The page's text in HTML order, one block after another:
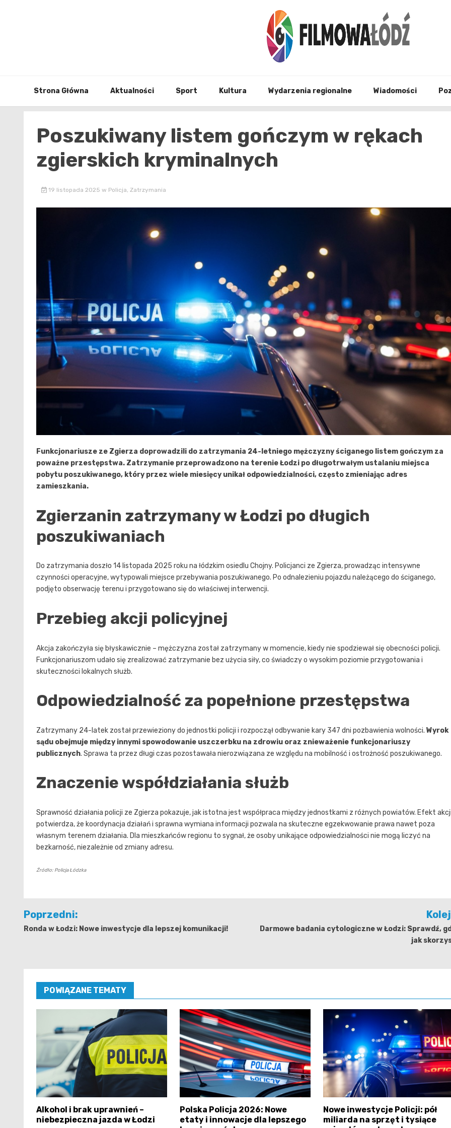
Strona Główna Aktualności Sport Kultura Wydarzenia regionalne Wiadomości
Poszukiwany listem gończym w rękach
zgierskich kryminalnych
19 listopada 2025 w Policja, Zatrzymania
Funkcjonariusze ze Zgierza doprowadzili do zatrzymania 24-letniego mężczyzny ściganego listem gończym za
poważne przestępstwa. Zatrzymanie przeprowadzono na terenie Łodzi po długotrwałym ustalaniu miejsca
pobytu poszukiwanego, który przez wiele miesięcy unikał odpowiedzialności, często zmieniając adres
zamieszkania.
Zgierzanin zatrzymany w Łodzi po długich
poszukiwaniach
Do zatrzymania doszło 14 listopada 2025 roku na łódzkim osiedlu Chojny. Policjanci ze Zgierza, prowadząc intensywne
czynności operacyjne, wytypowali miejsce przebywania poszukiwanego. Po odnalezieniu pojazdu należącego do ściganego,
podjęto obserwację terenu i przygotowano się do właściwej interwencji.
Przebieg akcji policyjnej
Akcja zakończyła się błyskawicznie – mężczyzna został zatrzymany w momencie, kiedy nie spodziewał się obecności policji.
Funkcjonariuszom udało się zrealizować zatrzymanie bez użycia siły, co świadczy o wysokim poziomie przygotowania i
skuteczności lokalnych służb.
Odpowiedzialność za popełnione przestępstwa
Zatrzymany 24-latek został przewieziony do jednostki policji i rozpoczął odbywanie kary 347 dni pozbawienia wolności. Wyrok
sądu obejmuje między innymi spowodowanie uszczerbku na zdrowiu oraz znieważenie funkcjonariuszy
publicznych. Sprawa ta przez długi czas pozostawała nierozwiązana ze względu na mobilność i ostrożność poszukiwanego.
Znaczenie współdziałania służb
Sprawność działania policji ze Zgierza pokazuje, jak istotna jest współpraca między jednostkami z różnych powiatów. Efekt
potwierdza, że koordynacja działań i sprawna wymiana informacji pozwala na skuteczne egzekwowanie prawa nawet poza
własnym terenem działania. Dla mieszkańców regionu to sygnał, że osoby unikające odpowiedzialności nie mogą liczyć na
bezkarność, niezależnie od zmiany adresu.
Źródło: Policja Łódzka
Nawigacja
wpisu
Poprzedni:
Ronda w Łodzi: Nowe inwestycje dla lepszej komunikacji!
Darmowe badania cytologiczne w Łodzi: Sprawdź,
jak
POWIĄZANE TEMATY
Alkohol i brak uprawnień –
niebezpieczna jazda w Łodzi
Polska Policja 2026: Nowe
etaty i innowacje dla lepszego
Nowe inwestycje Policji: pół
miliarda na sprzęt i tysiące